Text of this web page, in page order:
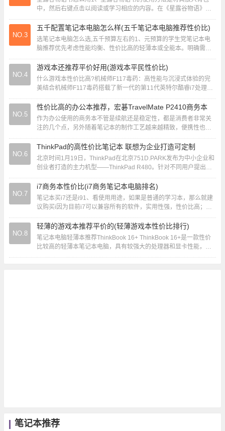
中，然后右键点击以阅读或学习相应的内容。在《星露谷物语》这
款游戏中，物语书是一种特殊的道具，它通常包含...
NO.3
五千配置笔记本电脑怎么样(五千笔记本电脑推荐性价比)
选笔记本电脑怎么选,五千预算左右的1、元预算的学生党笔记本电
脑推荐优先考虑性能均衡、性价比高的轻薄本或全能本。明确需求
学习场景：文档处理、网课、编程等需求，侧...
NO.4
游戏本还推荐平价好用(游戏本平民性价比)
什么游戏本性价比高?机械师F117毒药：高性能与沉浸式体验的完
美结合机械师F117毒药搭载了新一代的第11代英特尔酷睿i7处理
器，性能提升显著，无论是多任务处理...
NO.5
性价比高的办公本推荐，宏碁TravelMate P2410商务本
作为办公使用的商务本不管是续航还是稳定性，都是消费者非常关
注的几个点，另外随着笔记本的制作工艺越来越精致，便携性也成
为了商务本的一大卖点，而作为全球顶尖的资通讯...
NO.6
ThinkPad的高性价比笔记本 联想为企业打造可定制
北京时间1月19日，ThinkPad在北京751D.PARK发布为中小企业和
创业者打造的主力机型——ThinkPad R480。针对不同用户提出的
不同需求，Th...
NO.7
i7商务本性价比(i7商务笔记本电脑排名)
笔记本买i7还是i91、看使用用途，如果是普通的学习本，那么就建
议购买i因为目前i7可以兼容所有的软件，实用性强，性价比高；如
果想买游戏本、商务本，那么就选择i...
NO.8
轻薄的游戏本推荐平价的(轻薄游戏本性价比排行)
笔记本电脑轻薄本推荐ThinkBook 16+ ThinkBook 16+是一款性价
比较高的轻薄本笔记本电脑，具有较强大的处理器和显卡性能，屏
幕素质优秀。虽然相...
笔记本推荐